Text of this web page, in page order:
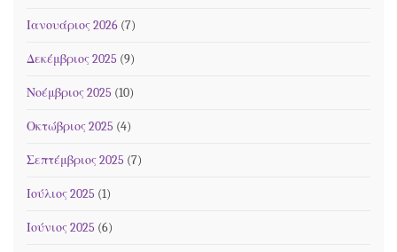
Ιανουάριος 2026 (7)
Δεκέμβριος 2025 (9)
Νοέμβριος 2025 (10)
Οκτώβριος 2025 (4)
Σεπτέμβριος 2025 (7)
Ιούλιος 2025 (1)
Ιούνιος 2025 (6)